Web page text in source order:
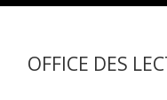
OFFICE DES